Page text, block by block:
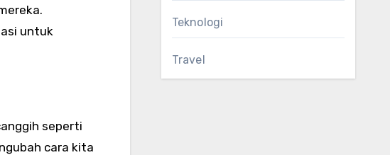
untuk
seperti
cara kita
Teknologi
Travel